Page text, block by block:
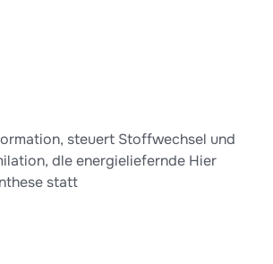
steuert Stoffwechsel und
dle energieliefernde Hier
statt